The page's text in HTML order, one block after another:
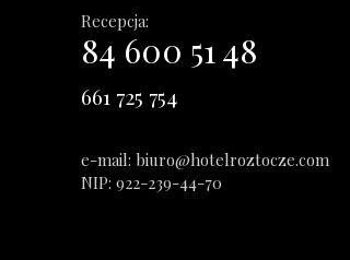
Recepcja:
84 600 51 48
661 725 754
e-mail: biuro@hotelroztocze.com
NIP: 922-239-44-70